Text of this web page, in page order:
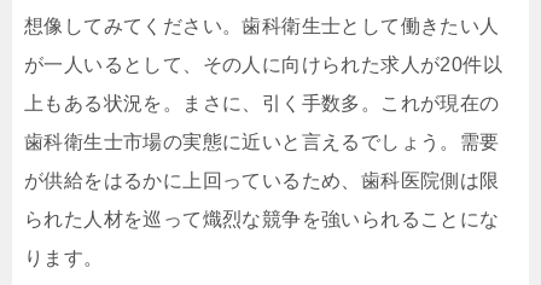
想像してみてください。歯科衛生士として働きたい人
が一人いるとして、その人に向けられた求人が20件以
上もある状況を。まさに、引く手数多。これが現在の
歯科衛生士市場の実態に近いと言えるでしょう。需要
が供給をはるかに上回っているため、歯科医院側は限
られた人材を巡って熾烈な競争を強いられることにな
ります。